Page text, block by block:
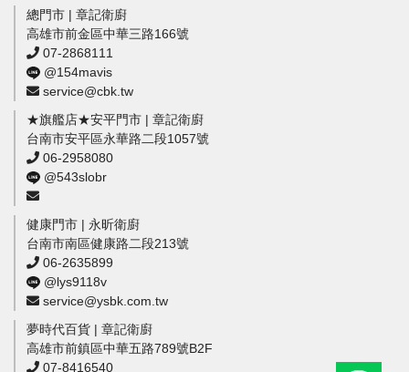
總門市 | 章記衛廚
高雄市前金區中華三路166號
07-2868111
@154mavis
service@cbk.tw
★旗艦店★安平門市 | 章記衛廚
台南市安平區永華路二段1057號
06-2958080
@543slobr
健康門市 | 永昕衛廚
台南市南區健康路二段213號
06-2635899
@lys9118v
service@ysbk.com.tw
夢時代百貨 | 章記衛廚
高雄市前鎮區中華五路789號B2F
07-8416540